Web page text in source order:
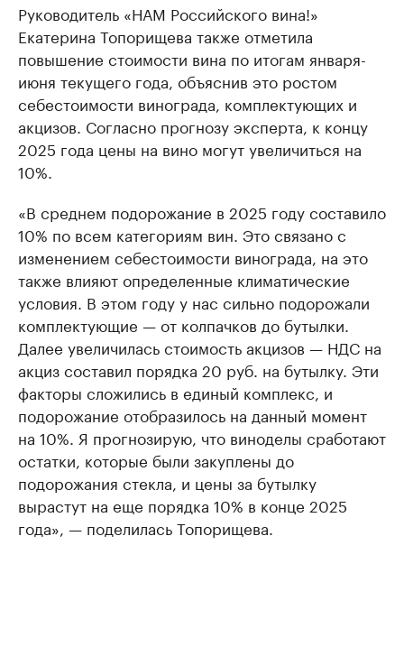
Руководитель «НАМ Российского вина!»
Екатерина Топорищева также отметила
повышение стоимости вина по итогам января-
июня текущего года, объяснив это ростом
себестоимости винограда, комплектующих и
акцизов. Согласно прогнозу эксперта, к концу
2025 года цены на вино могут увеличиться на
10%.
«В среднем подорожание в 2025 году составило
10% по всем категориям вин. Это связано с
изменением себестоимости винограда, на это
также влияют определенные климатические
условия. В этом году у нас сильно подорожали
комплектующие — от колпачков до бутылки.
Далее увеличилась стоимость акцизов — НДС на
акциз составил порядка 20 руб. на бутылку. Эти
факторы сложились в единый комплекс, и
подорожание отобразилось на данный момент
на 10%. Я прогнозирую, что виноделы сработают
остатки, которые были закуплены до
подорожания стекла, и цены за бутылку
вырастут на еще порядка 10% в конце 2025
года», — поделилась Топорищева.